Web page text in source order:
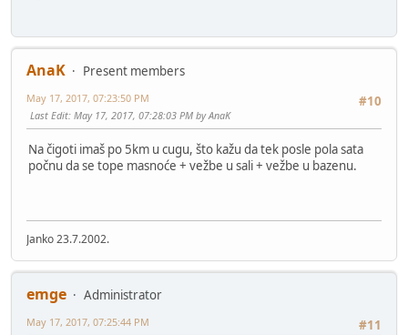
AnaK
Present members
#10
May 17, 2017, 07:23:50 PM
Last Edit: May 17, 2017, 07:28:03 PM by AnaK
Na čigoti imaš po 5km u cugu, što kažu da tek posle pola sata
počnu da se tope masnoće + vežbe u sali + vežbe u bazenu.
Janko 23.7.2002.
emge
Administrator
#11
May 17, 2017, 07:25:44 PM